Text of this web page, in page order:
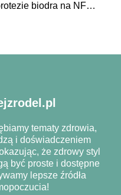
biodra na NFZ
tematy zdrowia,
i doświadczeniem
że zdrowy styl
być proste i dostępne
lepsze źródła